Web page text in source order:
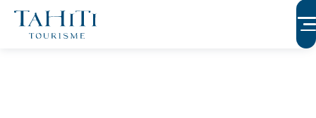
Aller
contenu